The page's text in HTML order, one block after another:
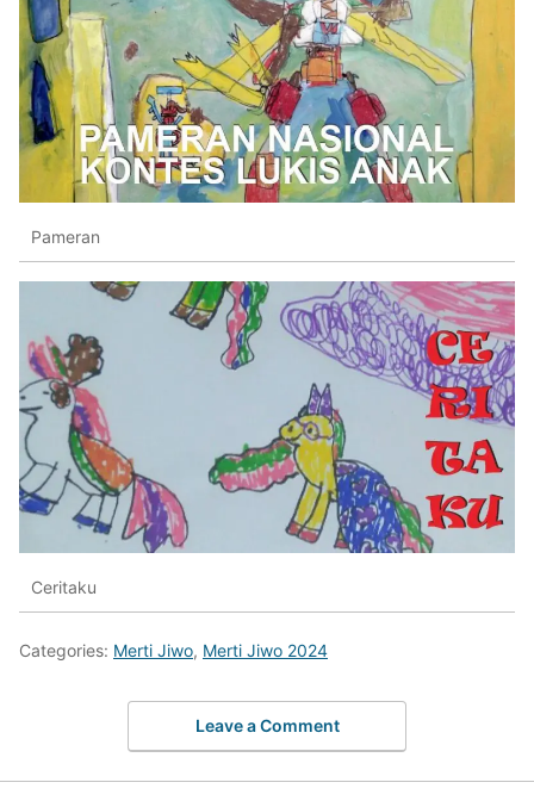
Pameran
Ceritaku
Categories: Merti Jiwo, Merti Jiwo 2024
Leave a Comment